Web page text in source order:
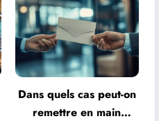
pièges
Dans quels cas peut-on
remettre en main